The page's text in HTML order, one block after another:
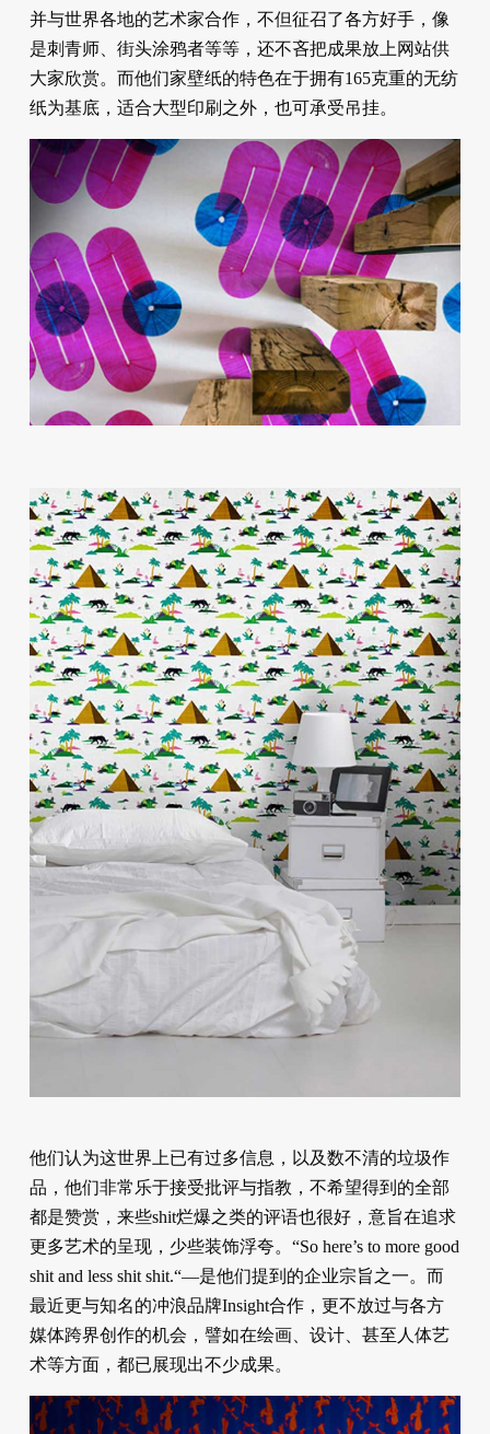
并与世界各地的艺术家合作，不但征召了各方好手，像
是刺青师、街头涂鸦者等等，还不吝把成果放上网站供
大家欣赏。而他们家壁纸的特色在于拥有165克重的无纺
纸为基底，适合大型印刷之外，也可承受吊挂。
他们认为这世界上已有过多信息，以及数不清的垃圾作
品，他们非常乐于接受批评与指教，不希望得到的全部
都是赞赏，来些shit烂爆之类的评语也很好，意旨在追求
更多艺术的呈现，少些装饰浮夸。“So here’s to more good
shit and less shit shit.“—是他们提到的企业宗旨之一。而
最近更与知名的冲浪品牌Insight合作，更不放过与各方
媒体跨界创作的机会，譬如在绘画、设计、甚至人体艺
术等方面，都已展现出不少成果。